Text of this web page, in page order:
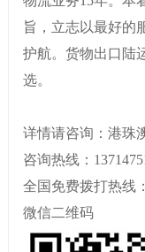
旨，立志以最好的
护航。货物出口陆
选。
详情请咨询：港珠
咨询热线：
全国免费拨打热线
微信二维码